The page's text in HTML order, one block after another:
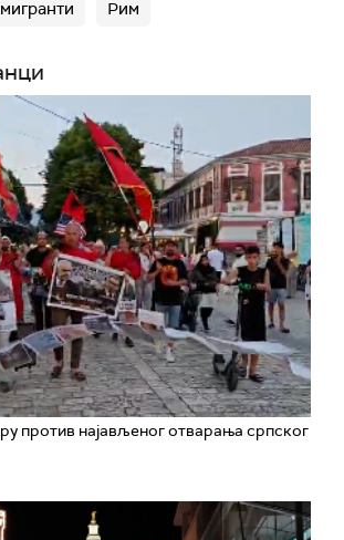
мигранти Рим
против најављеног отварања српског